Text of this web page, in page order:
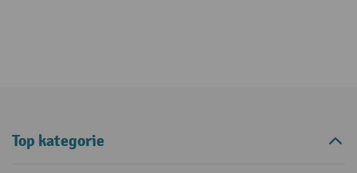
Top kategorie